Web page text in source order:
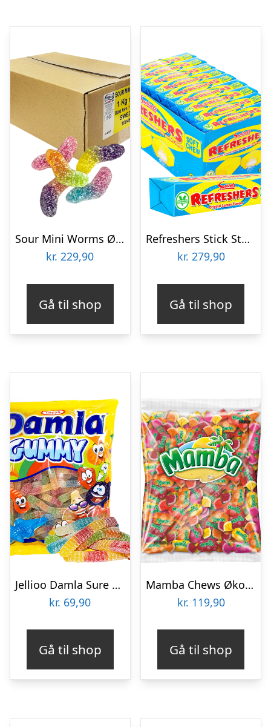
Sour Mini Worms Økonomipakke – 3 kg
kr. 229,90
Gå til shop
Refreshers Stick Storpak – 36 x 43 g
kr. 279,90
Gå til shop
Jellioo Damla Sure Frugtorme Økonomipakke – 1 kg
kr. 69,90
Gå til shop
Mamba Chews Økonomipakke – 1 kg
kr. 119,90
Gå til shop